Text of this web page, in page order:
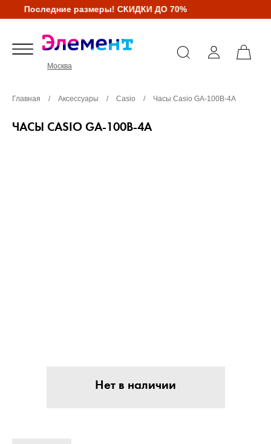
Последние размеры! СКИДКИ ДО 70%
Москва
Главная / Аксессуары / Casio / Часы Casio GA-100B-4A
ЧАСЫ CASIO GA-100B-4A
Нет в наличии